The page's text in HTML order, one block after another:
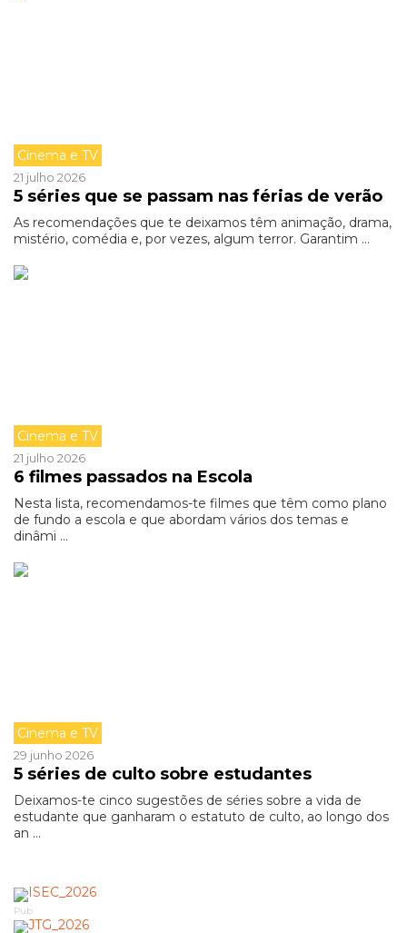
Cinema e TV
21 julho 2026
5 séries que se passam nas férias de verão
As recomendações que te deixamos têm animação, drama,
mistério, comédia e, por vezes, algum terror. Garantim ...
Cinema e TV
21 julho 2026
6 filmes passados na Escola
Nesta lista, recomendamos-te filmes que têm como plano
de fundo a escola e que abordam vários dos temas e
dinâmi ...
Cinema e TV
29 junho 2026
5 séries de culto sobre estudantes
Deixamos-te cinco sugestões de séries sobre a vida de
estudante que ganharam o estatuto de culto, ao longo dos
an ...
Pub